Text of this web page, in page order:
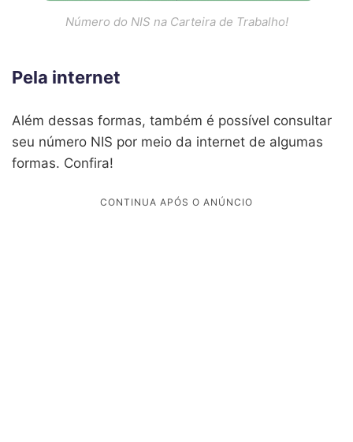
Número do NIS na Carteira de Trabalho!
Pela internet
Além dessas formas, também é possível consultar
seu número NIS por meio da internet de algumas
formas. Confira!